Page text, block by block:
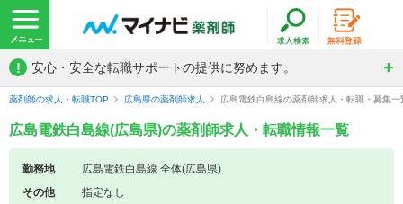
! 安心・安全な転職サポートの提供に努めます。
薬剤師の求人・転職TOP 広島県の薬剤師求人 広島電鉄白島線の薬剤師求人・転職・募集一
広島電鉄白島線(広島県)の薬剤師求人・転職情報一覧
勤務地
広島電鉄白島線 全体(広島県)
その他
指定なし